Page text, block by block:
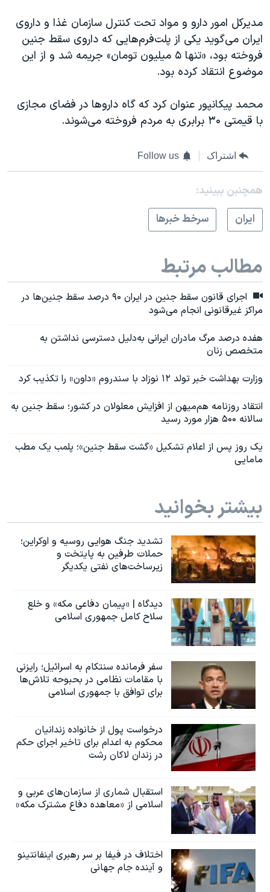
مدیرکل امور دارو و مواد تحت کنترل سازمان غذا و داروی
ایران می‌گوید یکی از پلت‌فرم‌هایی که داروی سقط جنین
فروخته بود، «تنها ۵ میلیون تومان» جریمه شد و از این
موضوع انتقاد کرده بود.
محمد پیکانپور عنوان کرد که گاه داروها در فضای مجازی
با قیمتی ۳۰ برابری به مردم فروخته می‌شوند.
اشتراک Follow us
همچنبن ببینید:
ايران
سرخط خبرها
مطالب مرتبط
اجرای قانون سقط جنین در ایران ۹۰ درصد سقط‌ جنین‌ها در
مراکز غیرقانونی انجام می‌شود
هفده درصد مرگ مادران ایرانی به‌دلیل دسترسی نداشتن به
متخصص زنان
وزارت بهداشت خبر تولد ۱۲ نوزاد با سندروم «داون» را تکذیب کرد
انتقاد روزنامه هم‌میهن از افزایش معلولان در کشور؛ سقط جنین به
سالانه ۵۰۰ هزار مورد رسید
یک روز پس از اعلام تشکیل «گشت سقط جنین»؛ پلمب یک مطب
مامایی
بیشتر بخوانید
تشدید جنگ هوایی روسیه و اوکراین؛
حملات طرفین به پایتخت‌ و
زیرساخت‌های نفتی یکدیگر
دیدگاه | «پیمان دفاعی مکه» و خلع
سلاح کامل جمهوری اسلامی
سفر فرمانده سنتکام به اسرائیل؛ رایزنی
با مقامات نظامی در بحبوحه تلاش‌ها
برای توافق با جمهوری اسلامی
درخواست پول از خانواده زندانیان
محکوم به‌ اعدام برای تاخیر اجرای حکم
در زندان لاکان رشت
استقبال شماری از سازمان‌های عربی و
اسلامی از «معاهده دفاع مشترک مکه»
اختلاف در فیفا بر سر رهبری اینفانتینو
و آینده جام جهانی